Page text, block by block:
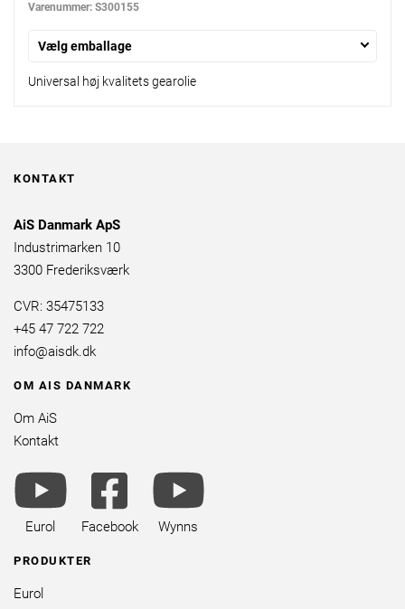
Varenummer: S300155
Vælg emballage
Universal høj kvalitets gearolie
KONTAKT
AiS Danmark ApS
Industrimarken 10
3300 Frederiksværk
CVR: 35475133
+45 47 722 722
info@aisdk.dk
OM AIS DANMARK
Om AiS
Kontakt
youtube
brands
Eurol
facebook
square
brands
Facebook
Wynns
PRODUKTER
Eurol